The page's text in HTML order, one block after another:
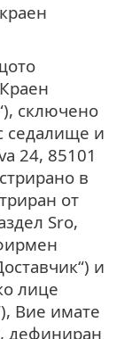
сключено
седалище и
24, 85101
в
от
Sro,
и
лице
Вие имате
дефиниран